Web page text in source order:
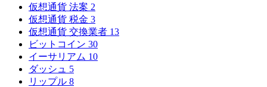
仮想通貨 法案 2
仮想通貨 税金 3
仮想通貨 交換業者 13
ビットコイン 30
イーサリアム 10
ダッシュ 5
リップル 8